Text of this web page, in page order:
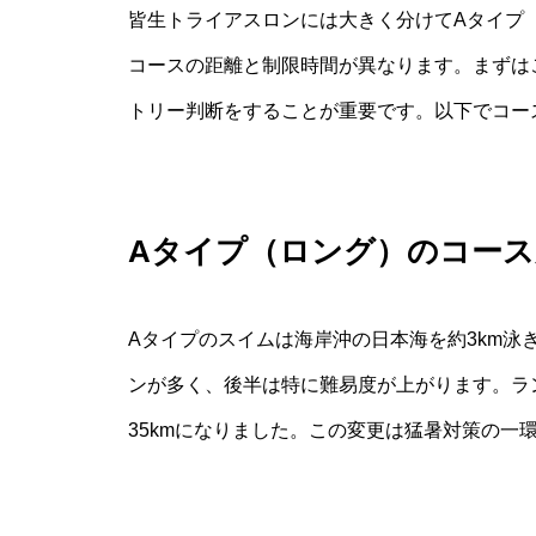
皆生トライアスロンには大きく分けてAタイ
コースの距離と制限時間が異なります。まず
トリー判断をすることが重要です。以下でコ
Aタイプ（ロング）のコー
Aタイプのスイムは海岸沖の日本海を約3km泳
ンが多く、後半は特に難易度が上がります。
35kmになりました。この変更は猛暑対策の一